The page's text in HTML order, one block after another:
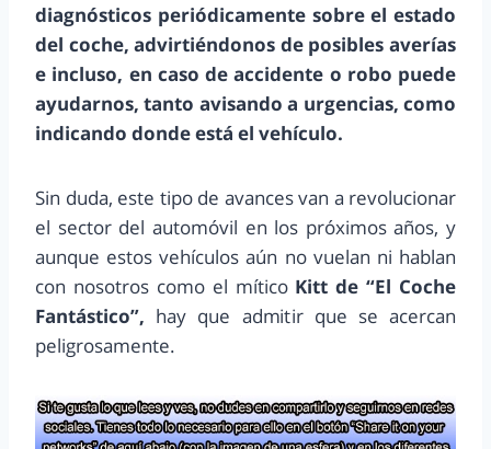
diagnósticos periódicamente sobre el estado
del coche, advirtiéndonos de posibles averías
e incluso, en caso de accidente o robo puede
ayudarnos, tanto avisando a urgencias, como
indicando donde está el vehículo.
Sin duda, este tipo de avances van a revolucionar
el sector del automóvil en los próximos años, y
aunque estos vehículos aún no vuelan ni hablan
con nosotros como el mítico Kitt de “El Coche
Fantástico”, hay que admitir que se acercan
peligrosamente.